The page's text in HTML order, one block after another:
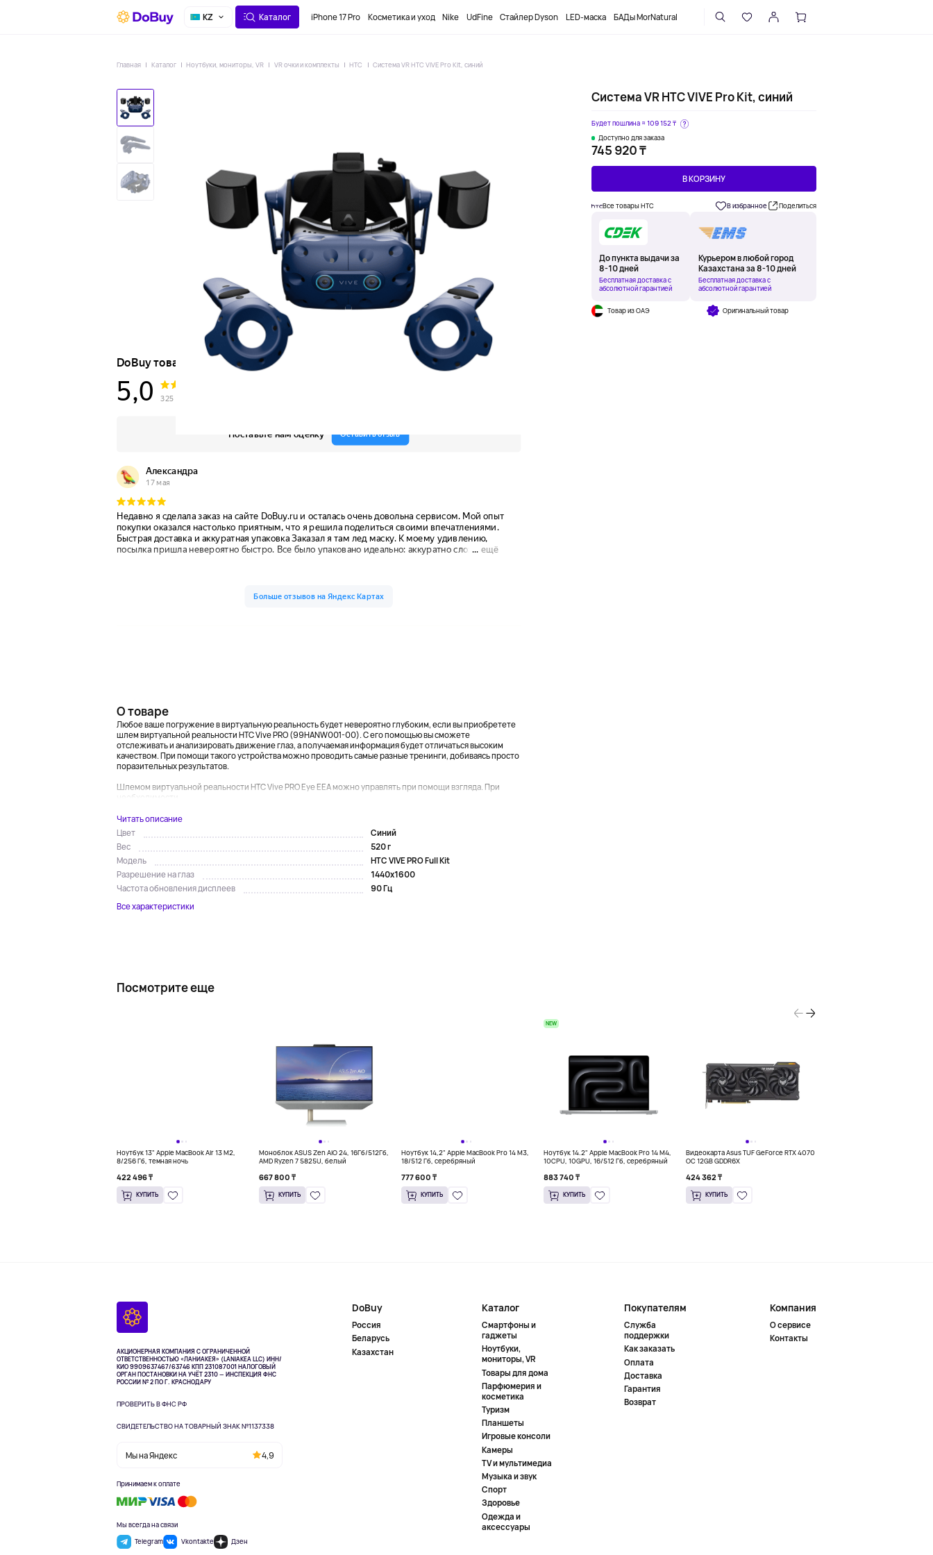
KZ Каталог iPhone 17 Pro Косметика и уход Nike UdFine Стайлер Dyson LED-маска БАДы MorNatural
Главная Каталог Ноутбуки, мониторы, VR VR очки и комплекты HTC Система VR HTC VIVE Pro Kit, синий
Система VR HTC VIVE Pro Kit, синий
745 920 ₸
Доступно для заказа
Будет пошлина ≈ 109 152 ₸
В КОРЗИНУ
Все товары HTC В избранное Поделиться
До пункта выдачи за
8-10 дней
Бесплатная доставка с
абсолютной гарантией
Курьером в любой город
Казахстана за 8-10 дней
Бесплатная доставка с
абсолютной гарантией
Товар из ОАЭ Оригинальный товар
О товаре
Любое ваше погружение в виртуальную реальность будет невероятно глубоким, если вы приобретете
шлем виртуальной реальности HTC Vive PRO (99HANW001-00). С его помощью вы сможете
отслеживать и анализировать движение глаз, а получаемая информация будет отличаться высоким
качеством. При помощи такого устройства можно проводить самые разные тренинги, добиваясь просто
поразительных результатов.
Шлемом виртуальной реальности HTC Vive PRO Eye EEA можно управлять при помощи взгляда. При
необходимости...
Читать описание
Цвет
Синий
Вес
520 г
Модель
HTC VIVE PRO Full Kit
Разрешение на глаз
1440x1600
Частота обновления дисплеев
90 Гц
Все характеристики
Посмотрите еще
Ноутбук 13" Apple MacBook Air 13 M2,
8/256 Гб, темная ночь
422 496 ₸
КУПИТЬ
Моноблок ASUS Zen AiO 24, 16Гб/512Гб,
AMD Ryzen 7 5825U, белый
667 800 ₸
КУПИТЬ
Ноутбук 14,2" Apple MacBook Pro 14 M3,
18/512 Гб, серебряный
777 600 ₸
КУПИТЬ
NEW
Ноутбук 14.2" Apple MacBook Pro 14 M4,
10CPU, 10GPU, 16/512 Гб, серебряный
883 740 ₸
КУПИТЬ
Видеокарта Asus TUF GeForce RTX 4070
OC 12GB GDDR6X
424 362 ₸
КУПИТЬ
АКЦИОНЕРНАЯ КОМПАНИЯ С ОГРАНИЧЕННОЙ
ОТВЕТСТВЕННОСТЬЮ «ЛАНИАКЕЯ» (LANIAKEA LLC) ИНН/
КИО 9909637467/63746 КПП 231087001НАЛОГОВЫЙ
ОРГАН ПОСТАНОВКИ НА УЧЁТ 2310 — ИНСПЕКЦИЯ ФНС
РОССИИ № 2 ПО Г. КРАСНОДАРУ
ПРОВЕРИТЬ В ФНС РФ
СВИДЕТЕЛЬСТВО НА ТОВАРНЫЙ ЗНАК №1137338
Мы на Яндекс 4,9
Принимаем к оплате
Мы всегда на связи
Telegram
Vkontakte Дзен
DoBuy
Россия
Беларусь
Казахстан
Каталог
Смартфоны и
гаджеты
Ноутбуки,
мониторы, VR
Товары для дома
Парфюмерия и
косметика
Туризм
Планшеты
Игровые консоли
Камеры
TV и мультимедиа
Музыка и звук
Спорт
Здоровье
Одежда и
аксессуары
Покупателям
Служба
поддержки
Как заказать
Оплата
Доставка
Гарантия
Возврат
Компания
О сервисе
Контакты